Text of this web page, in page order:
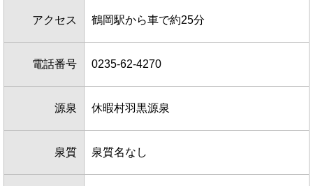
アクセス 鶴岡駅から車で約25分
電話番号 0235-62-4270
源泉 休暇村羽黒源泉
泉質 泉質名なし